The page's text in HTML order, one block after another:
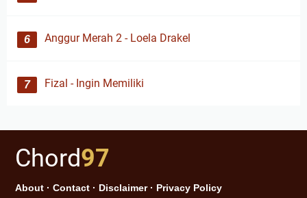
Anggur Merah 2 - Loela Drakel
Fizal - Ingin Memiliki
Chord97
About · Contact · Disclaimer· Privacy Policy